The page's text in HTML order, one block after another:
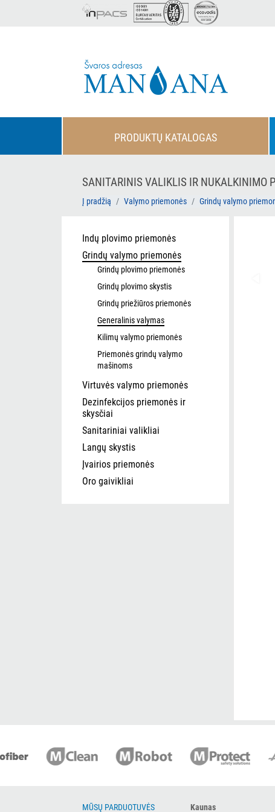
PRODUKTŲ KATALOGAS
SANITARINIS VALIKLIS IR NUKALKINIMO
Į pradžią Valymo priemonės Grindų valymo
Indų plovimo priemonės
Grindų valymo priemonės
Grindų plovimo priemonės
Grindų plovimo skystis
Grindų priežiūros priemonės
Generalinis valymas
Kilimų valymo priemonės
Priemonės grindų valymo
mašinoms
Virtuvės valymo priemonės
Dezinfekcijos priemonės ir
skysčiai
Sanitariniai valikliai
Langų skystis
Įvairios priemonės
Oro gaivikliai
MŪSŲ PARDUOTUVĖS Kaunas